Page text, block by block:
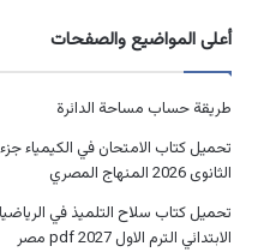
أعلى المواضيع والصفحات
طريقة حساب مساحة الدائرة
تحميل كتاب الامتحان في الكيمياء
الثانوى 2026 المنهاج المصري
تحميل كتاب سلاح التلميذ في
الابتدائي الترم الاول 2027 pdf مصر